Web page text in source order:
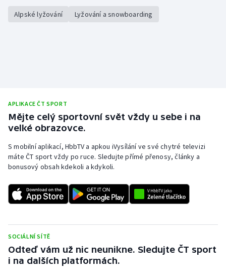
Vodní slalom
Alpské lyžování Lyžování a snowboarding
APLIKACE ČT SPORT
Mějte celý sportovní svět vždy u sebe i na
velké obrazovce.
S mobilní aplikací, HbbTV a apkou iVysílání ve své chytré televizi
máte ČT sport vždy po ruce. Sledujte přímé přenosy, články a
bonusový obsah kdekoli a kdykoli.
SOCIÁLNÍ SÍTĚ
Odteď vám už nic neunikne. Sledujte ČT sport
i na dalších platformách.